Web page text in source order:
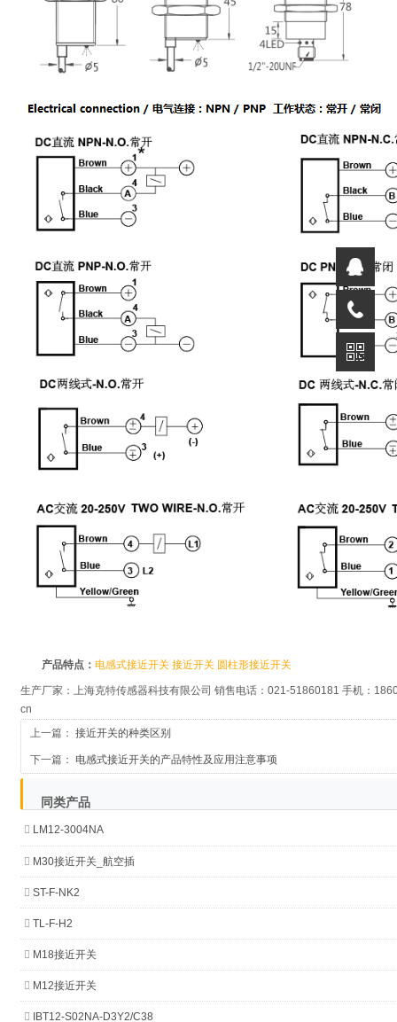
产品特点： 电感式接近开关 接近开关 圆柱形接近开关
生产厂家：上海克特传感器科技有限公司 销售电话：021-51860181 手机：
cn
上一篇： 接近开关的种类区别
下一篇： 电感式接近开关的产品特性及应用注意事项
同类产品
LM12-3004NA
M30接近开关_航空插
ST-F-NK2
TL-F-H2
M18接近开关
M12接近开关
IBT12-S02NA-D3Y2/C38